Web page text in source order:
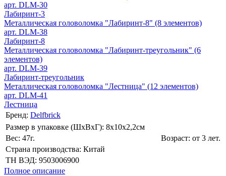
арт. DLM-30
Лабиринт-3
Металлическая головоломка "Лабиринт-8" (8 элементов)
арт. DLM-38
Лабиринт-8
Металлическая головоломка "Лабиринт-треугольник" (6
элементов)
арт. DLM-39
Лабиринт-треугольник
Металлическая головоломка "Лестница" (12 элементов)
арт. DLM-41
Лестница
Бренд: Delfbrick
Размер в упаковке (ШхВxГ): 8х10х2,2cм
Вес: 47г.
Возраст: от 3 лет.
Страна производства: Китай
ТН ВЭД: 9503006900
Полное описание